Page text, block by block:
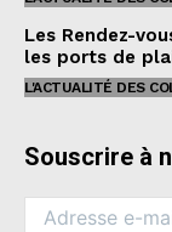
Les Rendez-
les ports de
L'ACTUALITÉ DES
Souscrire à